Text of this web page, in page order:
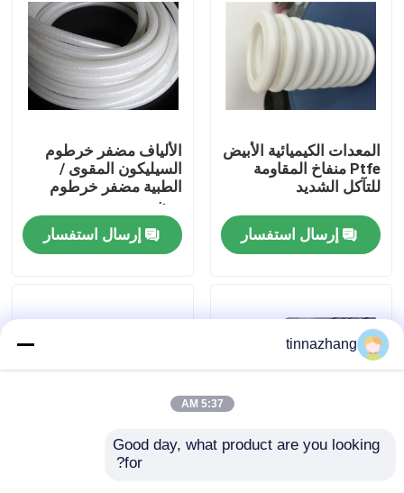
منتجات
معلومات عنا
جولة في المعمل
مراقبة الجودة
اتصل بنا
مطّاط زيت ختم صوف
المعدات الكيميائية الأبيض
Ptfe منفاخ المقاومة
للتآكل الشديد
إرسال استفسار
الألياف مضفر خرطوم
السيليكون المقوى /
الطبية مضفر خرطوم
مرن
إرسال استفسار
السيارات سيليكون
tinnazhang
5:37 AM
Good day, what product are you looking
for?